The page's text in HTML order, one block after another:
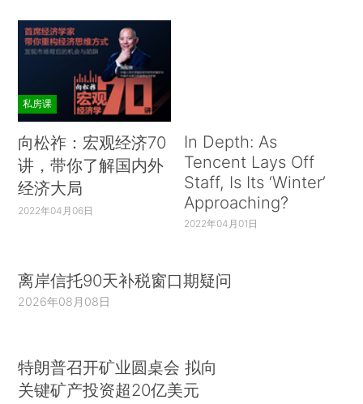
私房课
向松祚：宏观经济70
讲，带你了解国内外
经济大局
2022年04月06日
In Depth: As
Tencent Lays Off
Staff, Is Its ‘Winter’
Approaching?
2022年04月01日
离岸信托90天补税窗口期疑问
2026年08月08日
特朗普召开矿业圆桌会 拟向
关键矿产投资超20亿美元